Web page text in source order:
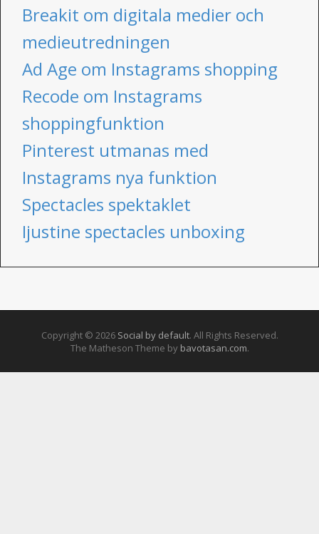
Breakit om digitala medier och
medieutredningen
Ad Age om Instagrams shopping
Recode om Instagrams
shoppingfunktion
Pinterest utmanas med
Instagrams nya funktion
Spectacles spektaklet
Ijustine spectacles unboxing
Copyright © 2026 Social by default. All Rights Reserved.
The Matheson Theme by bavotasan.com.